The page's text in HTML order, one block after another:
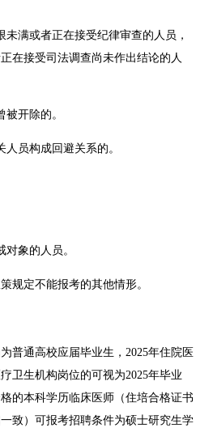
满或者正在接受纪律审查的人员，
在接受司法调查尚未作出结论的人
开除的。
员构成回避关系的。
象的人员。
规定不能报考的其他情形。
普通高校应届毕业生，2025年住院医
卫生机构岗位的可视为2025年毕业
的本科学历临床医师（住培合格证书
致）可报考招聘条件为硕士研究生学